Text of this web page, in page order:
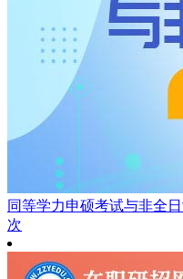
同等学力申硕考试与非全
次